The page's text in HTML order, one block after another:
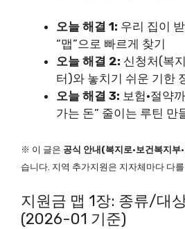
오늘 해결 1: 우리 집이
“맵”으로 빠르게 찾기
오늘 해결 2: 신청처(복
터)와 놓치기 쉬운 기한
오늘 해결 3: 보험·절약
가는 돈” 줄이는 루틴 만
※ 이 글은 공식 안내(복지로·보건복지부
습니다. 지역 추가지원은 지자체마다 다를
지원금 맵 1장: 종류/대
(2026-01 기준)